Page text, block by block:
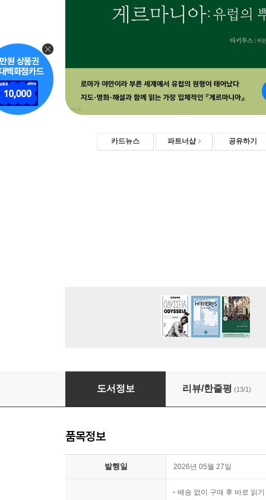
카드뉴스 파트너샵 공유하기
게르마니아 : 유럽의 뿌리
도서정보 리뷰/한줄평 (13/1)
품목정보
발행일 2026년 05월 27일
배송 없이 구매 후 바로 읽기